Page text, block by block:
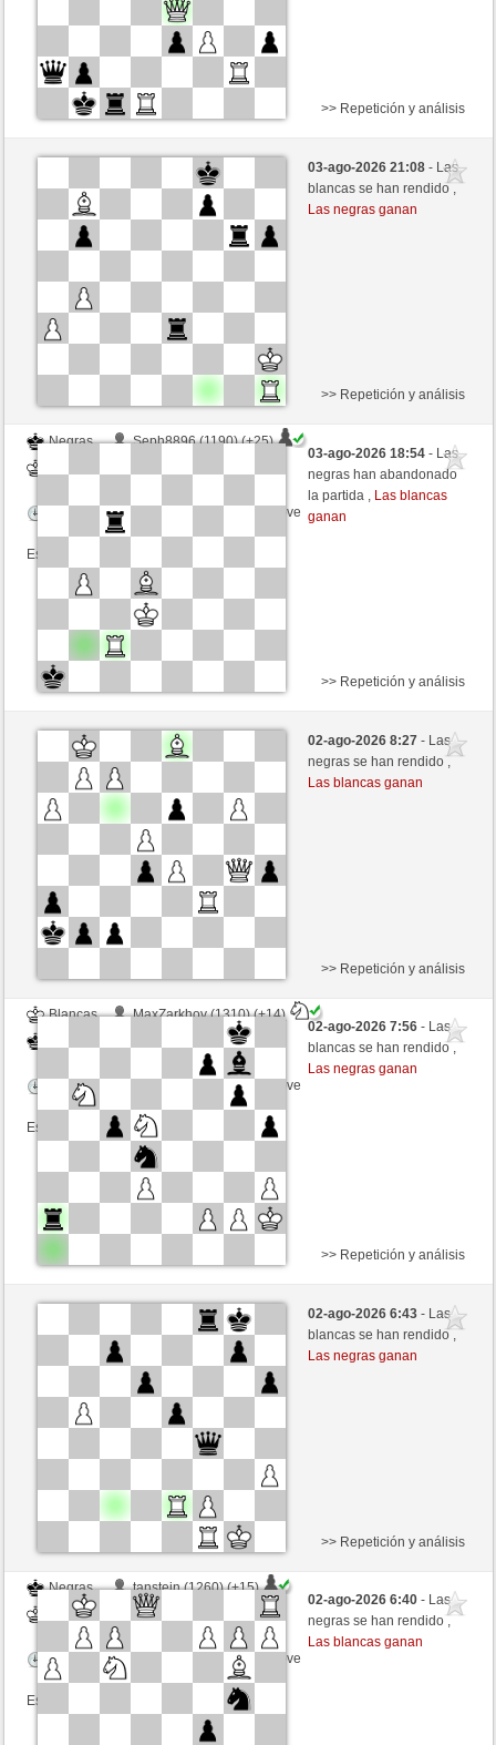
Blancas
Ferdo (1541) (+5)
Fliese (1263) (-5)
Tiempo: 9 minutes/side + 9 seconds/move
>> Repetición y análisis
03-ago-2026 21:08- Las
blancas se han rendido ,
Las negras ganan
Negras
Seph8896 (1190) (+25)
Tiempo: 9 minutes/side + 9 seconds/move
Esta partida es por puntos
>> Repetición y análisis
03-ago-2026 18:54- Las
negras han abandonado
la partida , Las blancas
ganan
Blancas
chesscrab (1343) (+13)
Negras
Fliese (1284) (-13)
Tiempo: 9 minutes/side + 9 seconds/move
Esta partida es por puntos
>> Repetición y análisis
02-ago-2026 8:27- Las
negras se han rendido ,
Las blancas ganan
Blancas
MaxZarkhov (1310) (+14)
Fliese (1276) (-14)
Tiempo: 9 minutes/side + 9 seconds/move
Esta partida es por puntos
>> Repetición y análisis
02-ago-2026 7:56- Las
blancas se han rendido ,
Las negras ganan
Negras
HorstiMann (1559) (+5)
Fliese (1258) (-5)
Tiempo: 9 minutes/side + 9 seconds/move
Esta partida es por puntos
>> Repetición y análisis
02-ago-2026 6:43- Las
blancas se han rendido ,
Las negras ganan
Negras
tanstein (1260) (+15)
Blancas
Fliese (1238) (-15)
Tiempo: 9 minutes/side + 9 seconds/move
Esta partida es por puntos
>> Repetición y análisis
02-ago-2026 6:40- Las
negras se han rendido ,
Las blancas ganan